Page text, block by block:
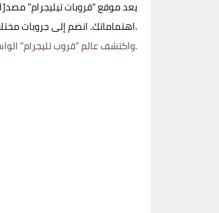
يعد موقع "قروبات تيليجرام"
اهتماماتك. انضم إلى جروبات مختلفة، تفاعل مع الأعضاء، واستمتع بتجربة غنية من خلال التواصل الاجتماعي مع مجتمع واسع من الأشخاص ذوي الاهتمامات المشتركة.
تصفح موقع "Groups Telegram Web" واكتشف عالم "قروب تليجرام" الواسع والمثير الذي سيوفر لك فرصًا لا نهاية لها للتعلم، التواصل، والاستمتاع.